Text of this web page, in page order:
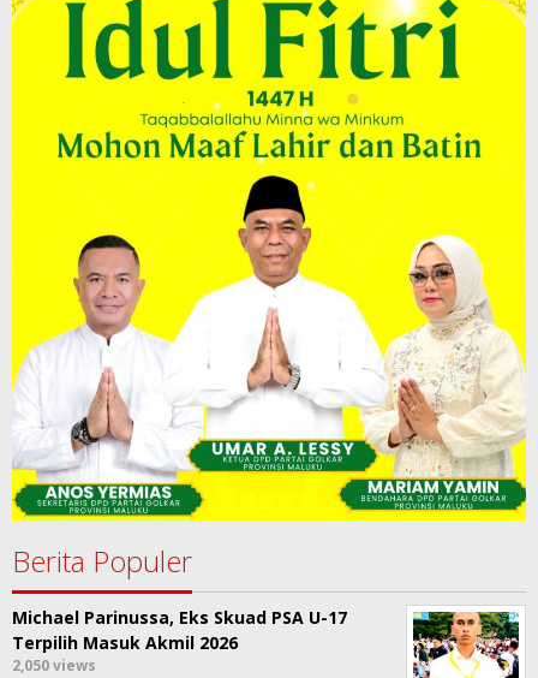
Berita Populer
Michael Parinussa, Eks Skuad PSA U-17
Terpilih Masuk Akmil 2026
2,050 views